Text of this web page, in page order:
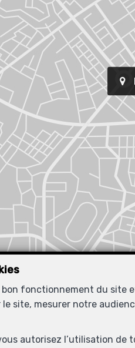
fonctionnement du site
site, mesurer notre
autorisez l’utilisation de